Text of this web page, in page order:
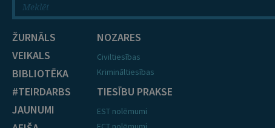
ŽURNĀLS
VEIKALS
BIBLIOTĒKA
#TEIRDARBS
JAUNUMI
NOZARES
Civiltiesības
Krimināltiesības
TIESĪBU PRAKSE
EST nolēmumi